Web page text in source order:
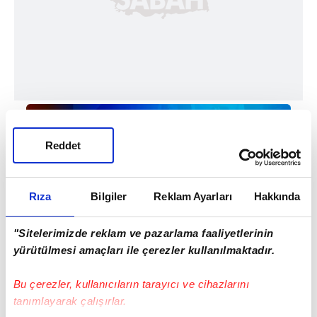
Rıza Bilgiler Reklam Ayarları Hakkında
"Sitelerimizde reklam ve pazarlama faaliyetlerinin
yürütülmesi amaçları ile çerezler kullanılmaktadır.
Bu çerezler, kullanıcıların tarayıcı ve cihazlarını
tanımlayarak çalışırlar.
Reddet
Haber Girişi